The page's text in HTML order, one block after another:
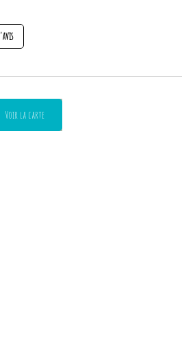
Voir la carte